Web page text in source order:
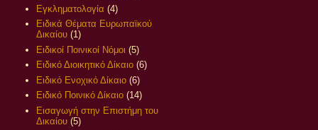
Εγκληματολογία (4)
Ειδικά Θέματα Ευρωπαϊκού
Δικαίου (1)
Ειδικοί Ποινικοί Νόμοι (5)
Ειδικό Διοικητικό Δίκαιο (6)
Ειδικό Ενοχικό Δίκαιο (6)
Ειδικό Ποινικό Δίκαιο (14)
Εισαγωγή στην Επιστήμη του
Δικαίου (5)